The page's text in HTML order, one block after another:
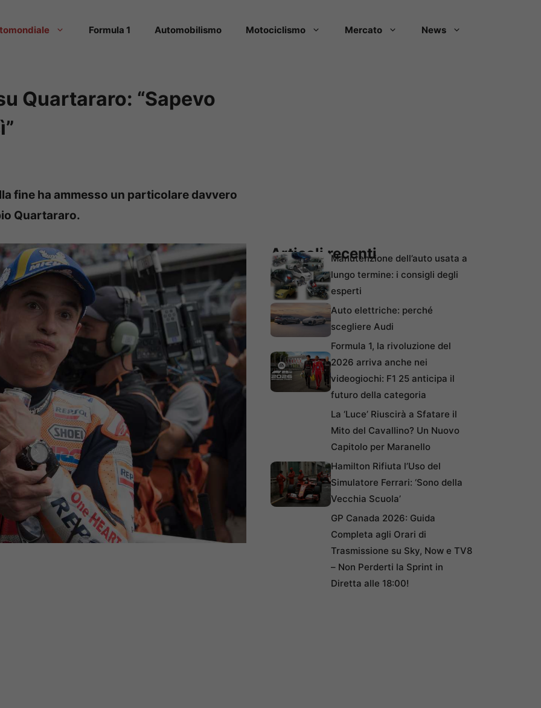
Formula 1 Automobilismo Motociclismo Mercato News
Quartararo: “Sapevo
fine ha ammesso un particolare davvero
Quartararo.
Articoli recentiManutenzione dell’auto usata a
lungo termine: i consigli degli
esperti
Auto elettriche: perché
scegliere Audi
Formula 1, la rivoluzione del
2026 arriva anche nei
videogiochi: F1 25 anticipa il
futuro della categoria
La ‘Luce’ Riuscirà a Sfatare il
Mito del Cavallino? Un Nuovo
Capitolo per Maranello
Hamilton Rifiuta l’Uso del
Simulatore Ferrari: ‘Sono della
Vecchia Scuola’
GP Canada 2026: Guida
Completa agli Orari di
Trasmissione su Sky, Now e TV8
– Non Perderti la Sprint in
Diretta alle 18:00!